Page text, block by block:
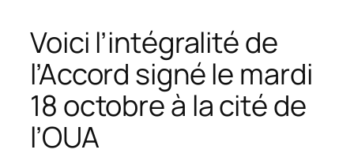
Voici l’intégralité de
l’Accord signé le mardi
18 octobre à la cité de
l’OUA